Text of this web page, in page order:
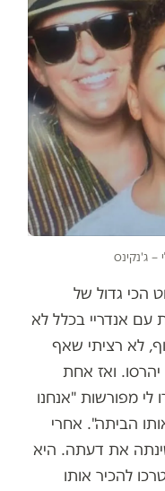
– ג'נקינס
הכי גדול של
אנדריי בכלל לא
לא רציתי שאף
ואז אחת
מפורשות "אנחנו
הביתה". אחרי
את דעתה. היא
להכיר אותו